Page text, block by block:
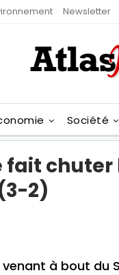
Newsletter
Société
fait chuter
2)
à bout du